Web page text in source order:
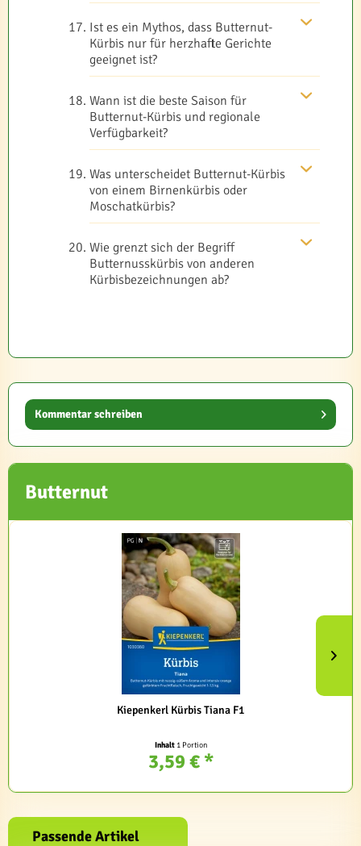
Ist es ein Mythos, dass Butternut-
Kürbis nur für herzhafte Gerichte
geeignet ist?
Wann ist die beste Saison für
Butternut-Kürbis und regionale
Verfügbarkeit?
Was unterscheidet Butternut-Kürbis
von einem Birnenkürbis oder
Moschatkürbis?
Wie grenzt sich der Begriff
Butternusskürbis von anderen
Kürbisbezeichnungen ab?
Kommentar schreiben
Butternut
Kiepenkerl Kürbis Tiana F1
Inhalt 1 Portion
3,59 € *
Passende Artikel